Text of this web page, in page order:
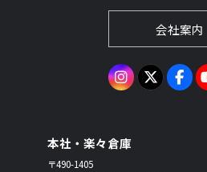
会社案内
本社・楽々倉庫
〒490-1405